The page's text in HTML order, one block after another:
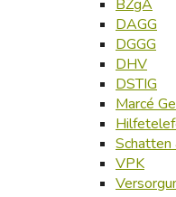
BZgA
DAGG
DGGG
DHV
DSTIG
Marcé
Schatten
VPK